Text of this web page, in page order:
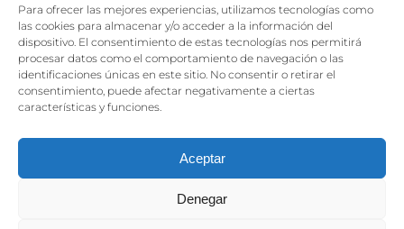
Para ofrecer las mejores experiencias, utilizamos tecnologías como
las cookies para almacenar y/o acceder a la información del
dispositivo. El consentimiento de estas tecnologías nos permitirá
procesar datos como el comportamiento de navegación o las
identificaciones únicas en este sitio. No consentir o retirar el
consentimiento, puede afectar negativamente a ciertas
características y funciones.
Aceptar
Denegar
El empleo, la gran llave para una vida
independiente: Fundación Dfa reclama un
impulso decidido a la inclusión laboral de las
personas con discapacidad
Clown, circo y magia: el Jardín de las Artes
de julio con su segundo “Festival